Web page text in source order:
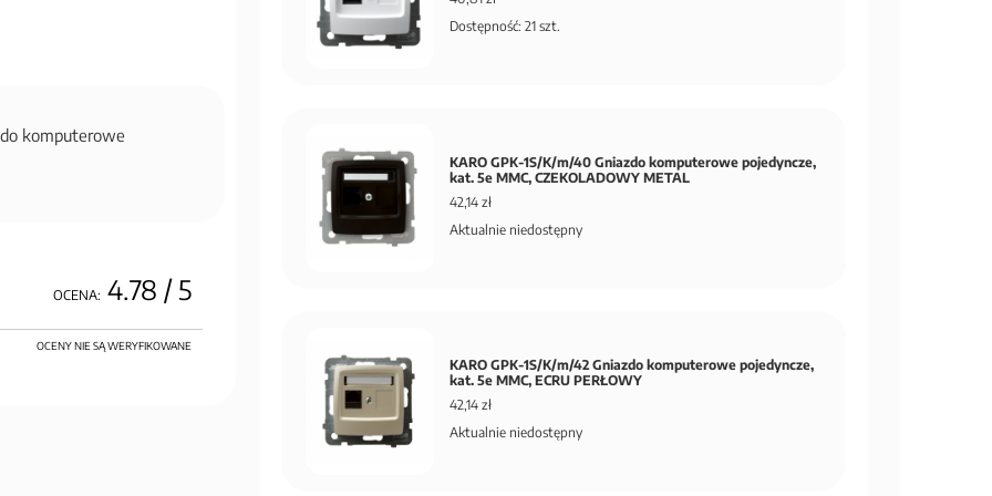
komputerowe
OCENA: 4.78 / 5
OCENY NIE SĄ WERYFIKOWANE
Dostępność: 21 szt.
KARO GPK-1S/K/m/40 Gniazdo komputerowe pojedyncze,
kat. 5e MMC, CZEKOLADOWY METAL
42,14 zł
Aktualnie niedostępny
KARO GPK-1S/K/m/42 Gniazdo komputerowe pojedyncze,
kat. 5e MMC, ECRU PERŁOWY
42,14 zł
Aktualnie niedostępny